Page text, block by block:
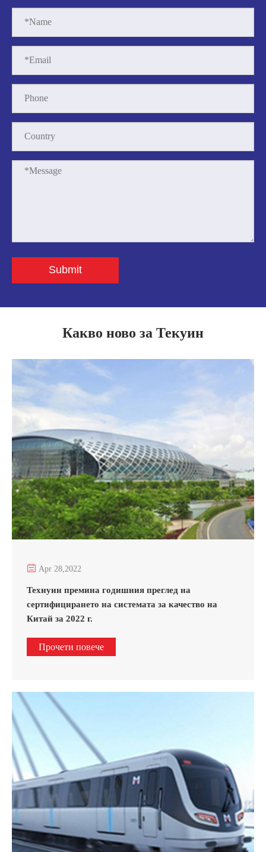
Submit
Какво ново за Текуин
 Apr 28,2022
Технуин премина годишния преглед на
сертифицирането на системата за качество на
Китай за 2022 г.
Прочети повече